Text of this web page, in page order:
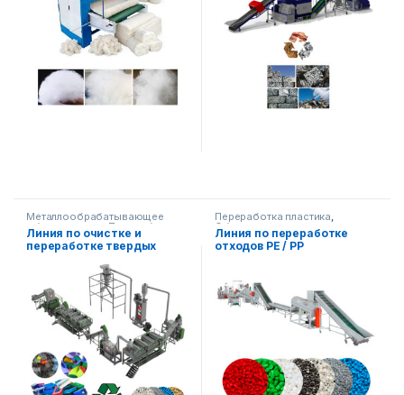
Металлообрабатывающее
оборудование Переработка
пластика
Линия по очистке и
переработке твердых
полипропиленовых
Переработка пластика,
Оборудование для
переработки
Линия по переработке
отходов PE / PP